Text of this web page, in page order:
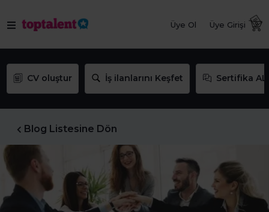
Üye Ol Üye Girişi
CV oluştur İş ilanlarını Keşfet Sertifika AL
Blog Listesine Dön